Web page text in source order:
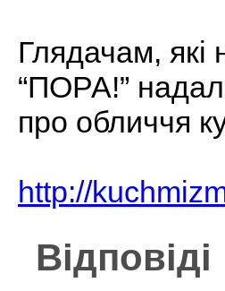
Глядачам, які
“ПОРА!”
про обличчя
http://
Відповіді